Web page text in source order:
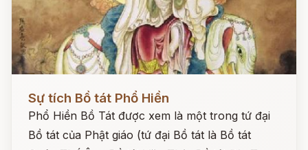
Sự tích Bồ tát Phổ Hiền
Phổ Hiền Bồ Tát được xem là một trong tứ đại
Bồ tát của Phật giáo (tứ đại Bồ tát là Bồ tát